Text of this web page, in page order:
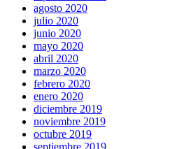
agosto 2020
julio 2020
junio 2020
mayo 2020
abril 2020
marzo 2020
febrero 2020
enero 2020
diciembre 2019
noviembre 2019
octubre 2019
septiembre 2019